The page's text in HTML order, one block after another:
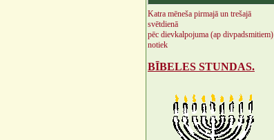
Katra mēneša pirmajā un trešajā
svētdienā
pēc dievkalpojuma (ap divpadsmitiem)
notiek
BĪBELES STUNDAS.